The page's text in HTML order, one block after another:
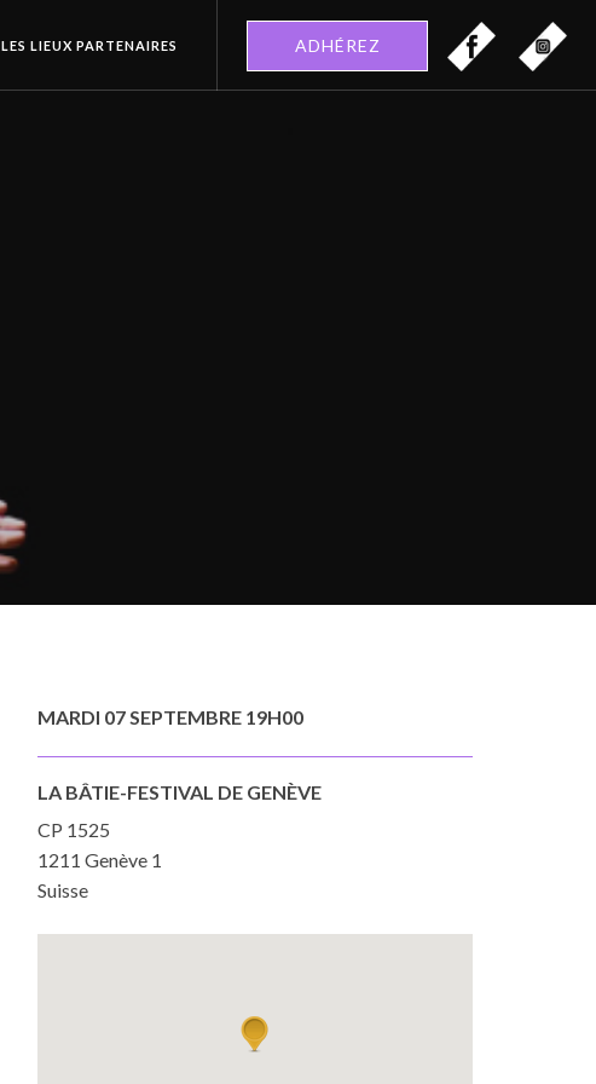
LES LIEUX PARTENAIRES ADHÉREZ
MARDI 07 SEPTEMBRE 19H00
LA BÂTIE-FESTIVAL DE GENÈVE
CP 1525
1211 Genève 1
Suisse